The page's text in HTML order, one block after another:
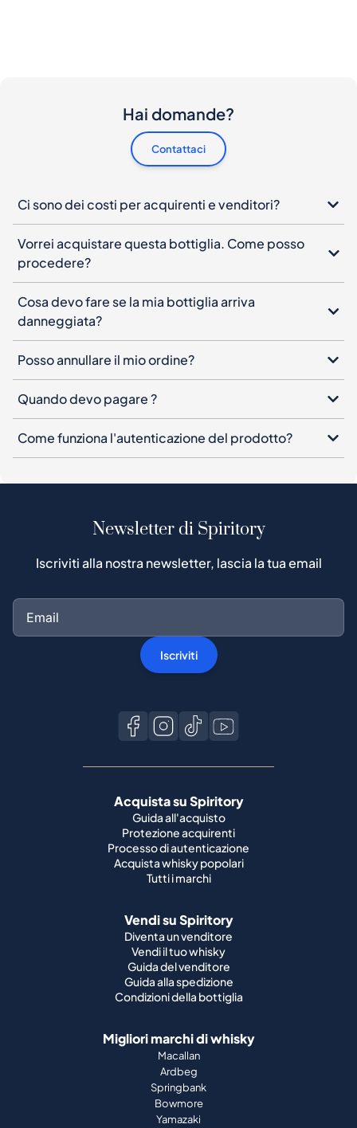
Hai domande?
Contattaci
Ci sono dei costi per acquirenti e venditori?
Vorrei acquistare questa bottiglia. Come posso
procedere?
Cosa devo fare se la mia bottiglia arriva
danneggiata?
Posso annullare il mio ordine?
Quando devo pagare ?
Come funziona l'autenticazione del prodotto?
Newsletter di Spiritory
Iscriviti alla nostra newsletter, lascia la tua email
Iscriviti
Acquista su Spiritory
Guida all'acquisto
Protezione acquirenti
Processo di autenticazione
Acquista whisky popolari
Tutti i marchi
Vendi su Spiritory
Diventa un venditore
Vendi il tuo whisky
Guida del venditore
Guida alla spedizione
Condizioni della bottiglia
Migliori marchi di whisky
Macallan
Ardbeg
Springbank
Bowmore
Yamazaki